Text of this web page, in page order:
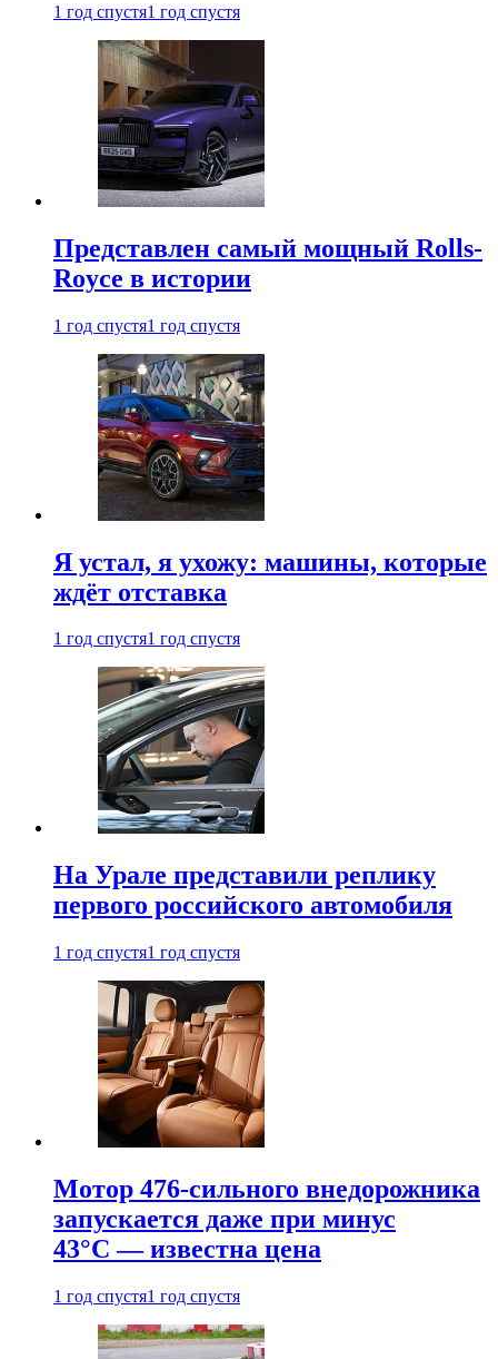
1 год спустя1 год спустя
Представлен самый мощный Rolls-
Royce в истории
1 год спустя1 год спустя
Я устал, я ухожу: машины, которые
ждёт отставка
1 год спустя1 год спустя
На Урале представили реплику
первого российского автомобиля
1 год спустя1 год спустя
Мотор 476-сильного внедорожника
запускается даже при минус
43°С — известна цена
1 год спустя1 год спустя